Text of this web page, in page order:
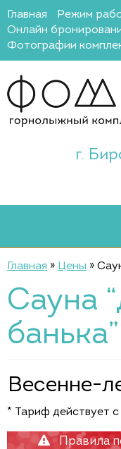
Главная Режим
Онлайн
Фотографии
г.
Главная » Цены »
Сауна
банька”
Весенне-
* Тариф действует с
Правила